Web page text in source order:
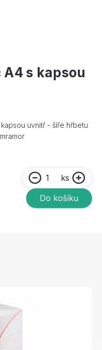
s kapsou
uvnitř - šíře hřbetu
ks
Do košíku